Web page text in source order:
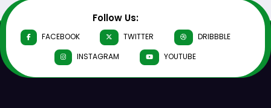
Follow Us:
FACEBOOK TWITTER
DRIBBBLE
INSTAGRAM
YOUTUBE